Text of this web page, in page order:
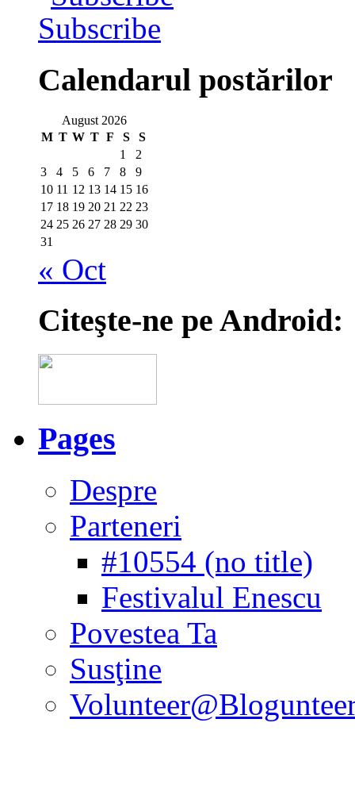
Subscribe
Calendarul postărilor
August 2026
M T W T F S
S
1
2
3
4 5 6 7 8
9
10 11 12 13 14 15 16
17 18 19 20 21 22 23
24 25 26 27 28 29 30
31
« Oct
Citeşte-ne pe Android:
Pages
Despre
Parteneri
#10554 (no title)
Festivalul Enescu
Povestea Ta
Susţine